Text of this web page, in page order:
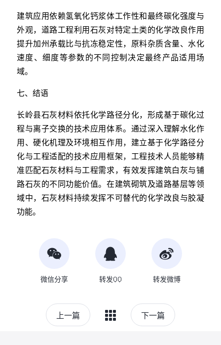
建筑应用依赖氢氧化钙浆体工作性和最终碳化强度与
外观，道路工程利用石灰对特定土类的化学改良作用
提升加州承载比与抗冻稳定性，原料杂质含量、水化
速度、细度等参数的不同控制决定最终产品适用场
域。
七、结语
长岭县石灰材料依托化学路径分化，形成基于碳化过
程与离子交换的技术应用体系。通过深入理解水化作
用、硬化机理及环境相互作用，建立基于化学路径分
化与工程适配的技术应用框架，工程技术人员能够精
准匹配石灰材料与工程需求，有效发挥建筑白灰与铺
路石灰的不同功能价值。在建筑砌筑及道路基层等领
域中，石灰材料持续发挥不可替代的化学改良与胶凝
功能。
微信分享 转发QQ 转发微博
上一篇 下一篇